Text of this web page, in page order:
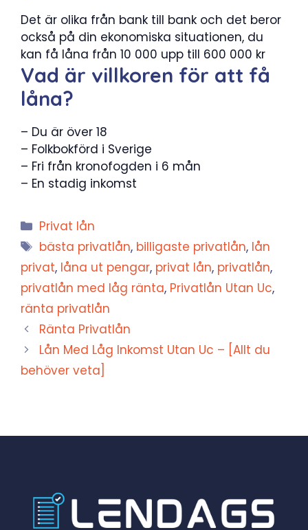
Det är olika från bank till bank och det beror
också på din ekonomiska situationen, du
kan få låna från 10 000 upp till 600 000 kr
Vad är villkoren för att få
låna?
– Du är över 18
– Folkbokförd i Sverige
– Fri från kronofogden i 6 mån
– En stadig inkomst
Kategorier
Privat lån
Etiketter
bästa privatlån, billigaste privatlån, lån
privat, låna ut pengar, privat lån, privatlån,
privatlån med låg ränta, Privatlån Utan Uc,
ränta privatlån
Ränta Privatlån
Lån Med Låg Inkomst Utan Uc – [Allt du
behöver veta]